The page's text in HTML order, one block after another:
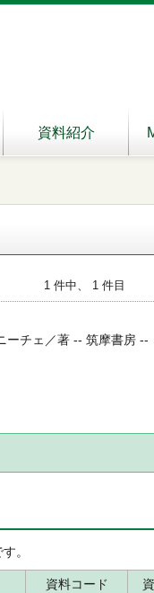
資料紹介
1 件中、 1 件目
ーチェ／著 -- 筑摩書房
。
資料コード